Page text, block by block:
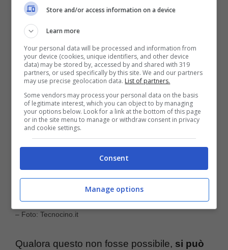
azione, basta accedere alla sezione “Ultimi
conto corrente e premere su “Annulla”.
La tempestività è fondamentale in caso di bonifico sbagliato
– Foto: Tecnocino.it
Qualora questo non fosse possibile, si può
Store and/or access information on a device
Learn more
Your personal data will be processed and information from
your device (cookies, unique identifiers, and other device
data) may be stored by, accessed by and shared with 319
partners, or used specifically by this site. We and our partners
may use precise geolocation data. List of partners.
Some vendors may process your personal data on the basis
of legitimate interest, which you can object to by managing
your options below. Look for a link at the bottom of this page
or in the site menu to manage or withdraw consent in privacy
and cookie settings.
Consent
Manage options